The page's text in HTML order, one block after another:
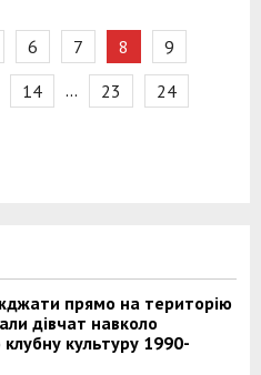
6 7 8
9
14 … 23
24
прямо на територію
дівчат навколо
культуру 1990-